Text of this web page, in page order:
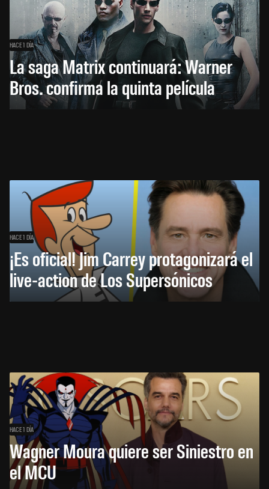
HACE 1 DÍA
La saga Matrix continuará: Warner
Bros. confirma la quinta película
HACE 1 DÍA
¡Es oficial! Jim Carrey protagonizará el
live-action de Los Supersónicos
HACE 1 DÍA
Wagner Moura quiere ser Siniestro en
el MCU